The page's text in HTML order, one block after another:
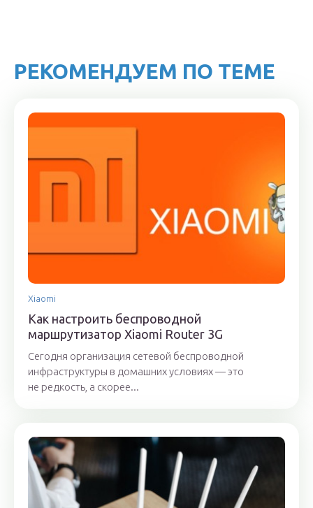
РЕКОМЕНДУЕМ ПО ТЕМЕ
Xiaomi
Как настроить беспроводной
маршрутизатор Xiaomi Router 3G
Сегодня организация сетевой беспроводной
инфраструктуры в домашних условиях — это
не редкость, а скорее...